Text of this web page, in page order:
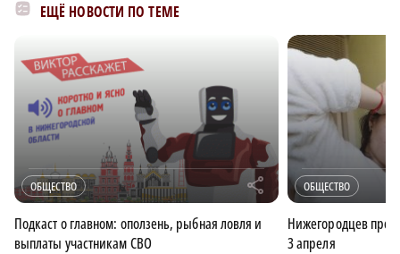
ЕЩЁ НОВОСТИ ПО ТЕМЕ
ОБЩЕСТВО r
Подкаст о главном: оползень, рыбная ловля и
выплаты участникам СВО
ОБЩЕСТВО
Нижегородцев
3 апреля